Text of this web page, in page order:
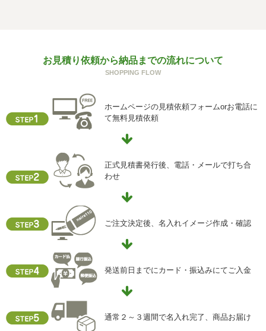
ご本人からの求めにより、当社が保有する保有個人データ
に関する開示、利用目的の通知、内容の訂正・追加または
供記録の開示(以下、開示等という)に応じます。
開示等に応ずる窓口は、下記「当社の個人情報の取扱いに
関する苦情、相談等の問合せ先」を参照してください。
クッキーやウェブビーコン等を用いるなどして、本人が容
易に認識できない方法による個人情報の取得を行っており
ません。
i) 個人情報保護方針
当社ホームページの個人情報保護方針をご覧下さい
住所 ：大阪市中央区瓦屋町2-13-5
TEL ： 06-6763-5415
FAX ： 06-6763-0829
お見積り依頼から納品までの流れについて
SHOPPING FLOW
ホームページの見積依頼フォームorお電話に
て無料見積依頼
正式見積書発行後、電話・メールで打ち合
わせ
ご注文決定後、名入れイメージ作成・確認
発送前日までにカード・振込みにてご入金
通常２～３週間で名入れ完了、商品お届け